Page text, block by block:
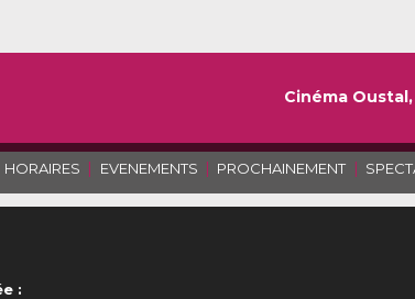
HORAIRES | EVENEMENTS | PROCHAINEMENT |
Cinéma Oustal,
: